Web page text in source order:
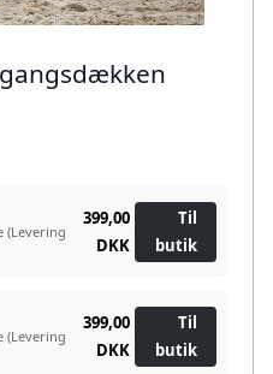
(Levering
399,00
DKK
Til
butik
(Levering
399,00
DKK
Til
butik